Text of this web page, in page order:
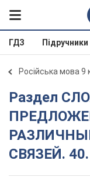
ГДЗ Підручники
Російська мова
Раздел СЛОЖНЫЕ
СВЯЗЕЙ.